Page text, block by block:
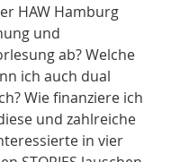
HAW Hamburg
und
ab? Welche
ich auch dual
Wie finanziere ich
und zahlreiche
in vier